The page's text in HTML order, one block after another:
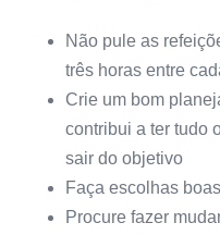
Não pule as
três horas entre
Crie um bom
contribui a ter tudo
sair do objetivo
Faça escolhas
Procure fazer